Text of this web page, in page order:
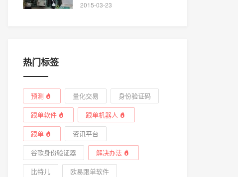
2015-03-23
热门标签
预测 量化交易
身份验证码
跟单软件
跟单机器人
跟单
资讯平台
谷歌身份验证器
解决办法
比特儿
欧易跟单软件